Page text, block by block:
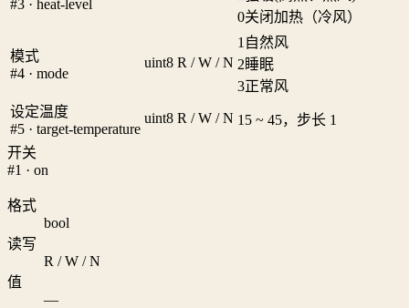
#3 · heat-level
0关闭加热（冷风）
模式
#4 · mode
uint8 R / W / N
1 自然风
2睡眠
3正常风
设定温度
#5 · target-temperature
uint8 R / W / N 15 ~ 45，步长 1
开关
#1 · on
格式
bool
读写
R / W / N
值
—